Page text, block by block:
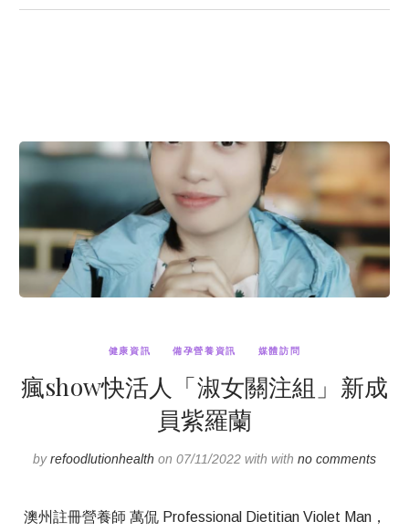
健康資訊 備孕營養資訊 媒體訪問
瘋show快活人「淑女關注組」新成
員紫羅蘭
byrefoodlutionhealth on 07/11/2022 with with no comments
澳州註冊營養師 萬侃 Professional Dietitian Violet Man，